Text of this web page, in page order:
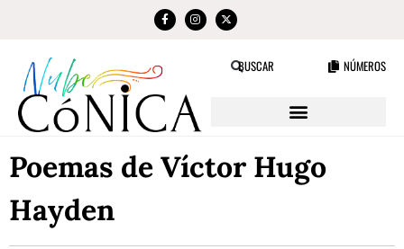
BUSCAR NÚMEROS
Poemas de Víctor Hugo
Hayden